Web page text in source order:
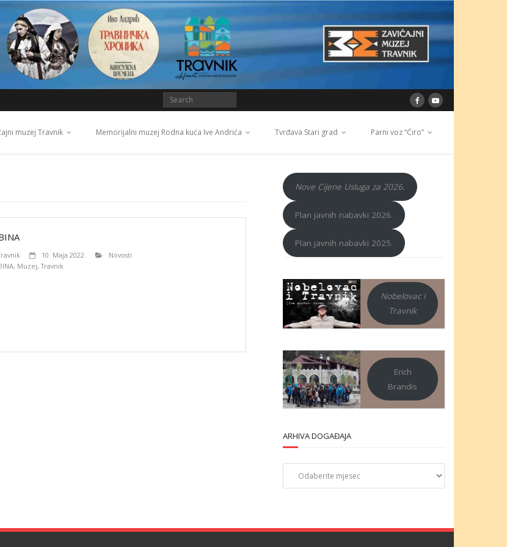
muzej Travnik Memorijalni muzej Rodna kuća Ive Andrića Tvrđava Stari grad Parni voz “Ćiro”
10. Maja 2022.
Novosti
, Muzej,Travnik
Nove Cijene Usluga za 2026.
Plan javnih nabavki 2026.
Plan javnih nabavki 2025.
Nobelovac i
Travnik
Erich
Brandis
ARHIVA DOGAĐAJA
Arhiva
događaja